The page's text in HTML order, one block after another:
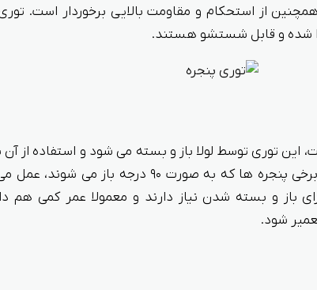
از استحکام و مقاومت بالایی برخوردار است.
شده و قابل شستشو هستند.
توری توسط لولا باز و بسته می شود و استفاده از آن
رایج است. این توری همانند برخی پنجره ها که به صورت ۹۰ درجه باز می
باز و بسته شدن نیاز دارند و معمولا عمر کمی هم
شود.